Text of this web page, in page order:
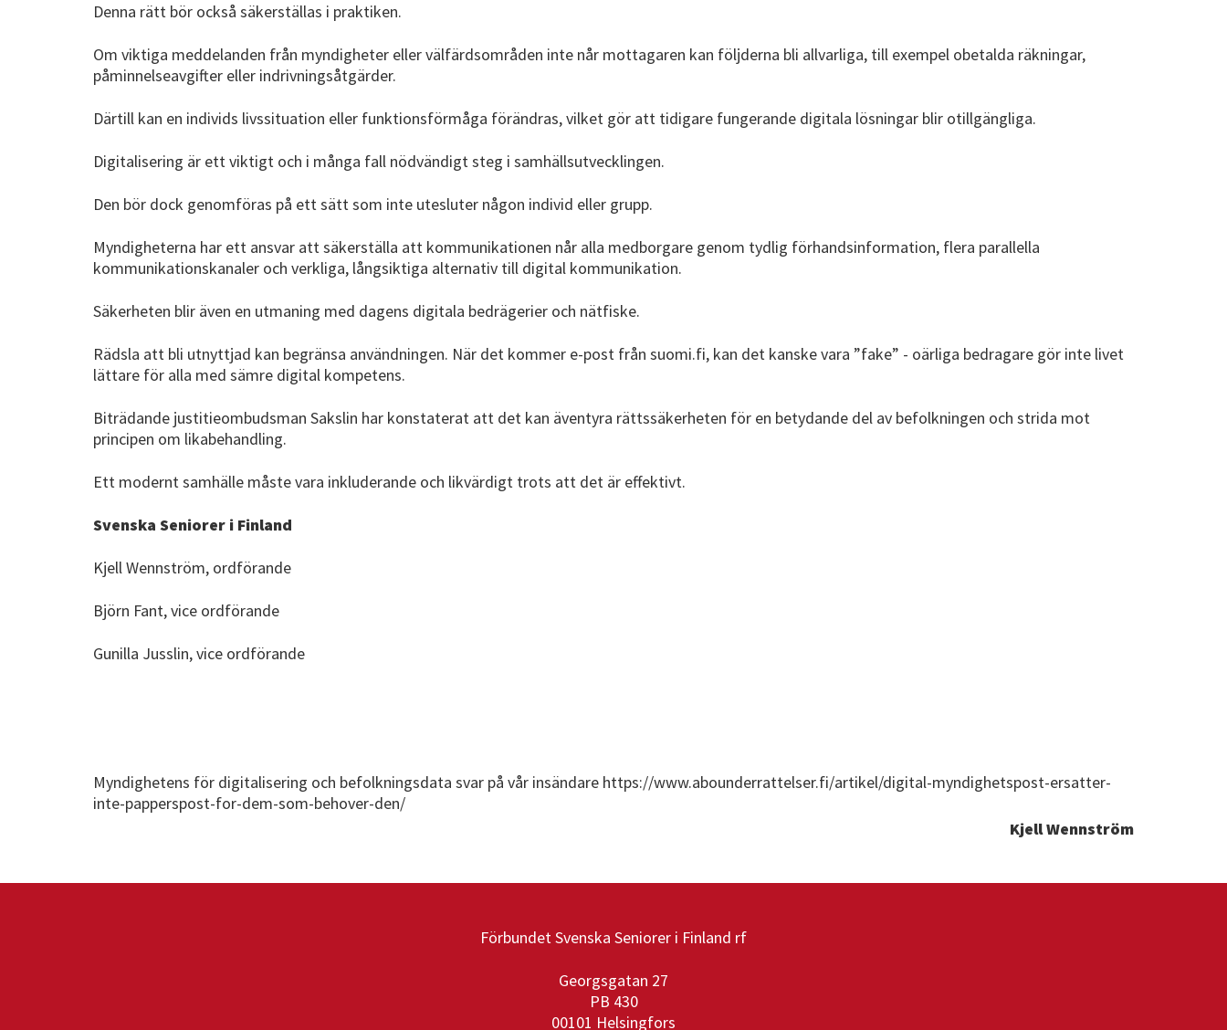
Denna rätt bör också säkerställas i praktiken.
Om viktiga meddelanden från myndigheter eller välfärdsområden inte når mottagaren kan följderna bli allvarliga, till exempel obetalda räkningar,
påminnelseavgifter eller indrivningsåtgärder.
Därtill kan en individs livssituation eller funktionsförmåga förändras, vilket gör att tidigare fungerande digitala lösningar blir otillgängliga.
Digitalisering är ett viktigt och i många fall nödvändigt steg i samhällsutvecklingen.
Den bör dock genomföras på ett sätt som inte utesluter någon individ eller grupp.
Myndigheterna har ett ansvar att säkerställa att kommunikationen når alla medborgare genom tydlig förhandsinformation, flera parallella
kommunikationskanaler och verkliga, långsiktiga alternativ till digital kommunikation.
Säkerheten blir även en utmaning med dagens digitala bedrägerier och nätfiske.
Rädsla att bli utnyttjad kan begränsa användningen. När det kommer e-post från suomi.fi, kan det kanske vara ”fake” - oärliga bedragare gör inte livet
lättare för alla med sämre digital kompetens.
Biträdande justitieombudsman Sakslin har konstaterat att det kan äventyra rättssäkerheten för en betydande del av befolkningen och strida mot
principen om likabehandling.
Ett modernt samhälle måste vara inkluderande och likvärdigt trots att det är effektivt.
Svenska Seniorer i Finland
Kjell Wennström, ordförande
Björn Fant, vice ordförande
Gunilla Jusslin, vice ordförande
Myndighetens för digitalisering och befolkningsdata svar på vår insändare https://www.abounderrattelser.fi/artikel/digital-myndighetspost-ersatter-
inte-papperspost-for-dem-som-behover-den/
Kjell Wennström
Förbundet Svenska Seniorer i Finland rf
Georgsgatan 27
PB 430
00101 Helsingfors